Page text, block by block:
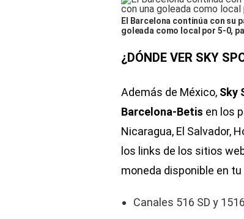
El Barcelona continúa con su
goleada como local por 5-0,
¿DÓNDE VER SKY
Además de México, Sky
Barcelona-Betis en los
Nicaragua, El Salvador,
los links de los sitios
moneda disponible en tu
Canales 516 SD y